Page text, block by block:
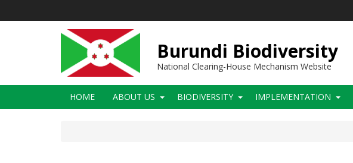
Burundi Biodiversity
National Clearing-House Mechanism Website
Main
navigation
HOME ABOUT US BIODIVERSITY IMPLEMENTATION